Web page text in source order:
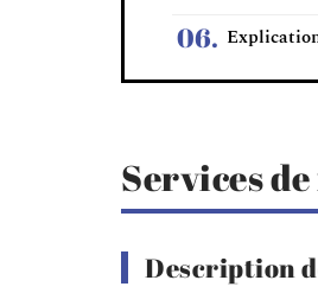
Services
Description